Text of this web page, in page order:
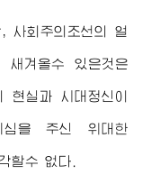
사회주의조선의 얼
새겨올수 있은것은
실과 시대정신이
심을 주신 위대한
할수 없다.